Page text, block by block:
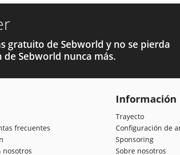
gratuito de Sebworld y no se pierda
Sebworld nunca más.
frecuentes
nosotros
Información
Trayecto
Configuración de
Sponsoring
Sobre nosotros